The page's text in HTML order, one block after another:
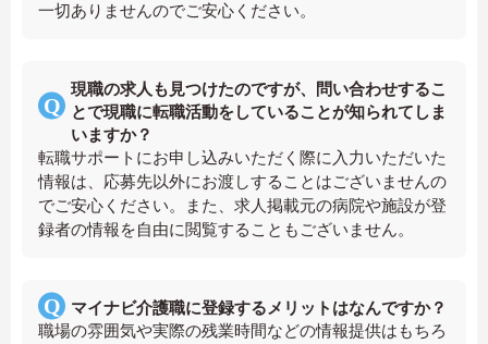
一切ありませんのでご安心ください。
現職の求人も見つけたのですが、問い合わせするこ
とで現職に転職活動をしていることが知られてしま
いますか？
転職サポートにお申し込みいただく際に入力いただいた
情報は、応募先以外にお渡しすることはございませんの
でご安心ください。また、求人掲載元の病院や施設が登
録者の情報を自由に閲覧することもございません。
マイナビ介護職に登録するメリットはなんですか？
職場の雰囲気や実際の残業時間などの情報提供はもちろ